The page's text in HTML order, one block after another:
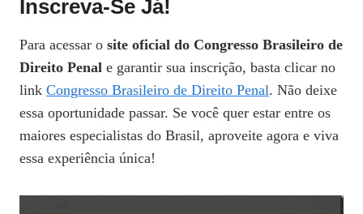
Inscreva-Se Já!
Para acessar o site oficial do Congresso Brasileiro de
Direito Penal e garantir sua inscrição, basta clicar no
link Congresso Brasileiro de Direito Penal. Não deixe
essa oportunidade passar. Se você quer estar entre os
maiores especialistas do Brasil, aproveite agora e viva
essa experiência única!